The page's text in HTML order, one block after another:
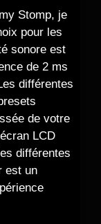
Stomp, je
pour les
sonore est
de 2 ms
différentes
de votre
LCD
différentes
est un